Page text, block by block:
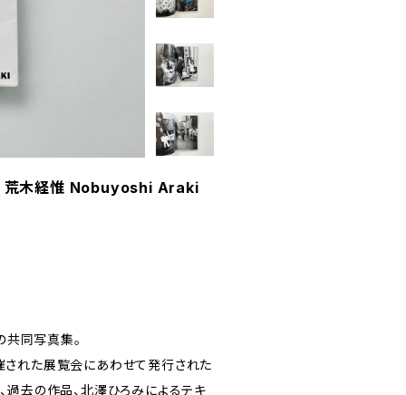
荒木経惟 Nobuyoshi Araki
共同写真集。
された展覧会にあわせて発行された
去の作品、北澤ひろみによるテキ